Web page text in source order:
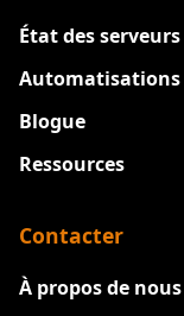
État des
Automatisations
Blogue
Ressources
Contacter
À propos de nous